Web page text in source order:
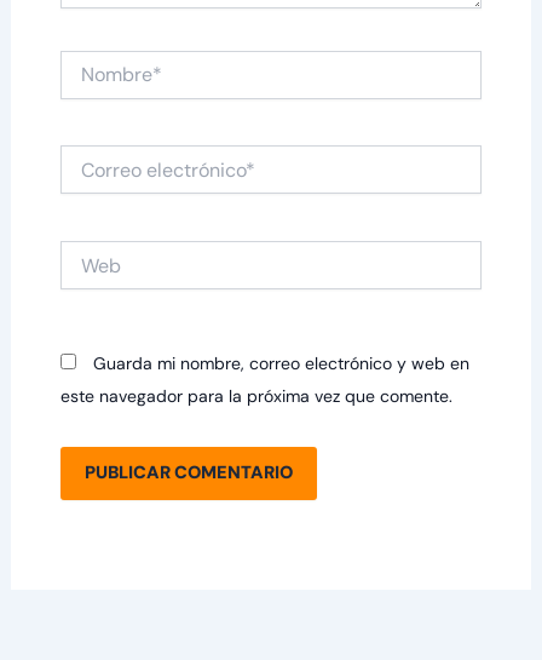
Nombre*
electrónico*
Guarda mi nombre, correo electrónico y web en
este navegador para la próxima vez que comente.